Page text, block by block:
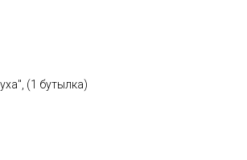
(1 бутылка)